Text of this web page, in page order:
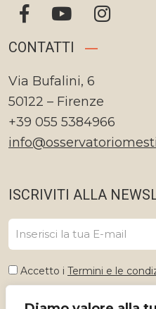
CONTATTI
Via Bufalini, 6
50122 – Firenze
+39 055 5384966
ISCRIVITI ALLA
Accetto i Termini e le